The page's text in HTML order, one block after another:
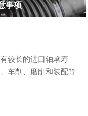
事项
较长的进口轴承寿
车削、磨削和装配等